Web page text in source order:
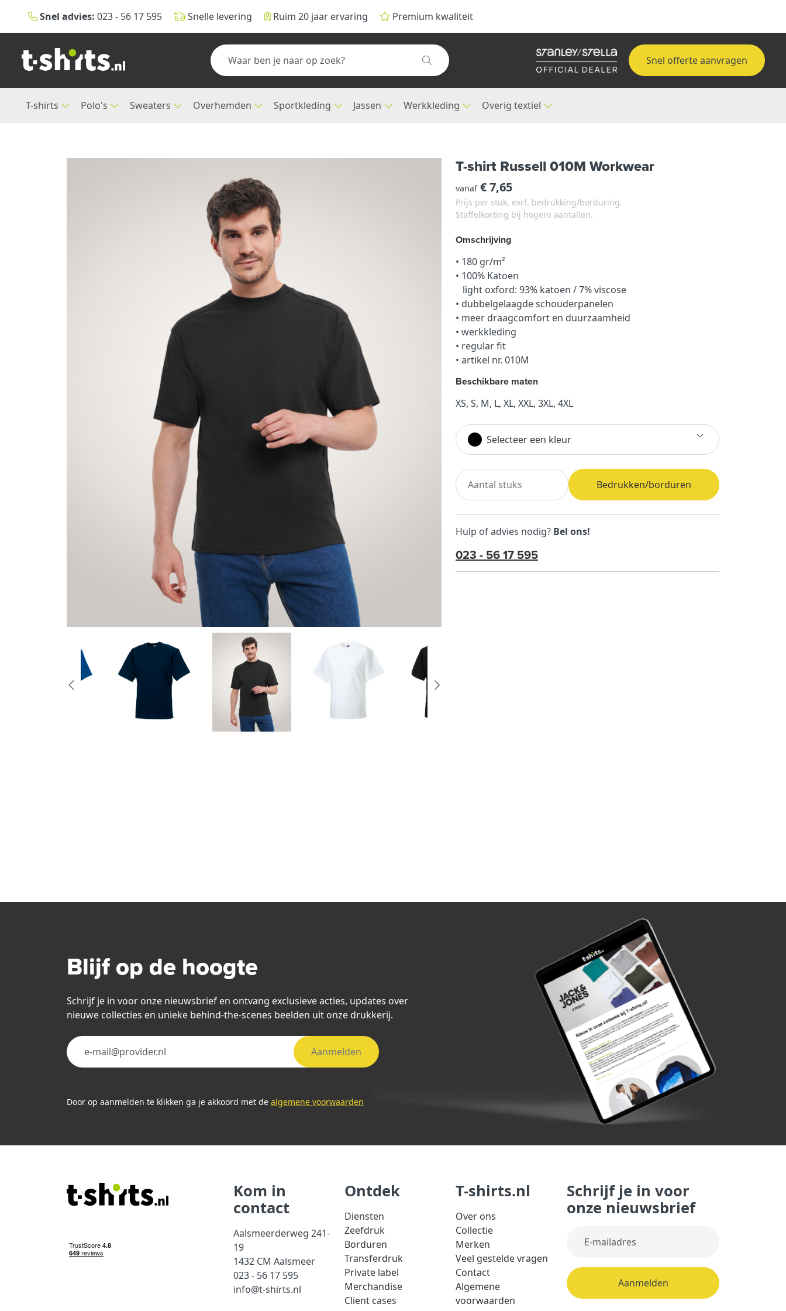
Snel advies: 023 - 56 17 595 Snelle levering Ruim 20 jaar ervaring Premium kwaliteit
Snel offerte aanvragen
T-shirts Polo's Sweaters Overhemden Sportkleding Jassen Werkkleding Overig textiel
T-shirt Russell 010M Workwear
vanaf€ 7,65
Prijs per stuk, excl. bedrukking/borduring.
Staffelkorting bij hogere aantallen.
Omschrijving
• 180 gr/m²
• 100% Katoen
light oxford: 93% katoen / 7% viscose
• dubbelgelaagde schouderpanelen
• meer draagcomfort en duurzaamheid
• werkkleding
• regular fit
• artikel nr. 010M
Beschikbare maten
XS, S, M, L, XL, XXL, 3XL, 4XL
Selecteer een kleur
Bedrukken/borduren
Hulp of advies nodig? Bel ons!
023 - 56 17 595
Blijf op de hoogte
Schrijf je in voor onze nieuwsbrief en ontvang exclusieve acties, updates over
nieuwe collecties en unieke behind-the-scenes beelden uit onze drukkerij.
Aanmelden
Door op aanmelden te klikken ga je akkoord met de algemene voorwaarden
Kom in
contact
Aalsmeerderweg 241-
19
1432 CM Aalsmeer
023 - 56 17 595
info@t-shirts.nl
Ontdek
Diensten
Zeefdruk
Borduren
Transferdruk
Private label
Merchandise
Client cases
T-shirts.nl
Over ons
Collectie
Merken
Veel gestelde vragen
Contact
Algemene
voorwaarden
Schrijf je in voor
onze nieuwsbrief
Aanmelden